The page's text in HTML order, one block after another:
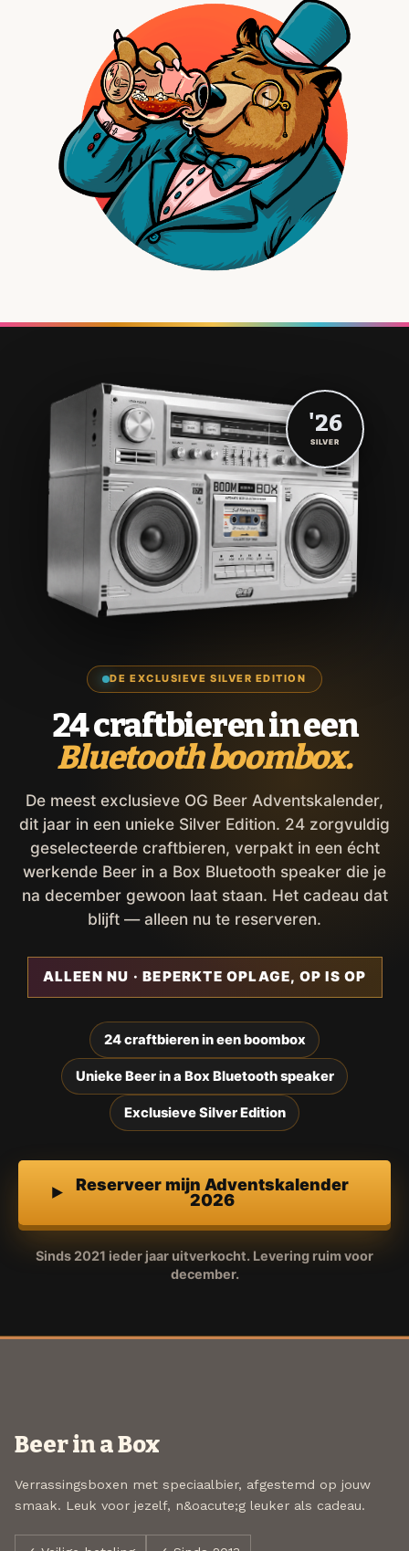
DE EXCLUSIEVE SILVER EDITION
24 craftbieren in een
Bluetooth boombox.
De meest exclusieve OG Beer Adventskalender,
dit jaar in een unieke Silver Edition. 24 zorgvuldig
geselecteerde craftbieren, verpakt in een écht
werkende Beer in a Box Bluetooth speaker die je
na december gewoon laat staan. Het cadeau dat
blijft — alleen nu te reserveren.
ALLEEN NU · BEPERKTE OPLAGE, OP IS OP
24 craftbieren in een boombox
Unieke Beer in a Box Bluetooth speaker
Exclusieve Silver Edition
Reserveer mijn Adventskalender
2026
Sinds 2021 ieder jaar uitverkocht. Levering ruim voor
december.
'26
SILVER
Beer in a Box
Verrassingsboxen met speciaalbier, afgestemd op jouw
smaak. Leuk voor jezelf, n&oacute;g leuker als cadeau.